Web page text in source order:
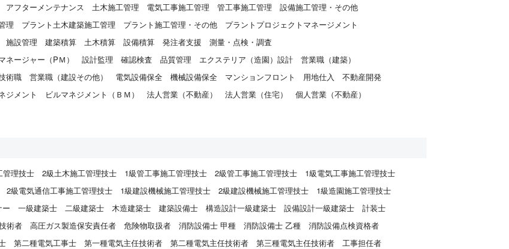
アフターメンテナンス 土木施工管理 電気工事施工管理 管工事施工管理
設備施工管理・その他
理 プラント土木建築施工管理 プラント施工管理・その他
プラントプロジェクトマネージメント
施設管理 建築積算 土木積算 設備積算 発注者支援
測量・点検・調査
ネージャー（PＭ） 設計監理 確認検査 品質管理 エクステリア（造園）設計
営業職（建築）
術職 営業職（建設その他） 電気設備保全 機械設備保全 マンションフロント 用地仕入
不動産開発
ジメント ビルマネジメント（ＢＭ） 法人営業（不動産） 法人営業（住宅）
個人営業（不動産）
管理技士 2級土木施工管理技士 1級管工事施工管理技士 2級管工事施工管理技士
1級電気工事施工管理技士
2級電気通信工事施工管理技士 1級建設機械施工管理技士 2級建設機械施工管理技士
1級造園施工管理技士
ー 一級建築士 二級建築士 木造建築士 建築設備士 構造設計一級建築士 設備設計一級建築士
計装士
術者 高圧ガス製造保安責任者 危険物取扱者 消防設備士 甲種 消防設備士 乙種
消防設備点検資格者
第二種電気工事士 第一種電気主任技術者 第二種電気主任技術者 第三種電気主任技術者
工事担任者